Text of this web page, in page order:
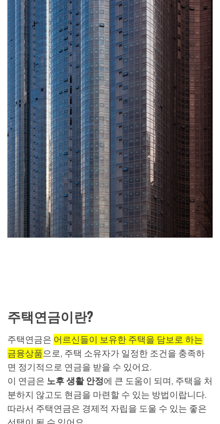
주택연금이란?
주택연금은 어르신들이 보유한 주택을 담보로 하는
금융상품으로, 주택 소유자가 일정한 조건을 충족하
면 정기적으로 연금을 받을 수 있어요.
이 연금은 노후 생활 안정에 큰 도움이 되며, 주택을 처
분하지 않고도 현금을 마련할 수 있는 방법이랍니다.
따라서 주택연금은 경제적 자립을 도울 수 있는 좋은